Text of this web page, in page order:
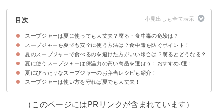
目次
スープジャーは夏に使っても大丈夫？腐る・食中毒の危険は？
まずは菌が繁殖・腐りやすい条件を知っておこう
スープジャーは使い方を守れば夏でも大丈夫
スープジャーを夏でも安全に使う方法は？食中毒を防ぐポイント！
①容器・食材に雑菌が付かないようにする
②スープジャーの温度が高く・低く保たれるようにする
③6時間以内に食べ切る
④腐りやすい食べ物・料理はなるべく避ける
⑤外部熱の影響を受けやすい場所に置かない
夏のスープジャーで食べるのを避けた方がいい場合は？腐るとどうなる？
夏のスープジャーの料理が腐る・傷んでいる場合の特徴
食中毒になった場合の症状・対処法
夏に使うスープジャーは保温力の高い商品を選ぼう！おすすめ3選！
①真空断熱スープジャー｜サーモス（ 4,100円）
②クラシックフードジャー｜スタンレー（4,950円）〉
③真空二重構造スープマグ｜ピックドア（1,580円）
夏にぴったりなスープジャーのお弁当レシピも紹介！
①冷やし茶漬け
②冷や汁風ごはん
③スープジャーで冷たいオートミール
④冷やし鶏玉雑炊
⑤冷やしカレー雑炊
スープジャーは使い方を守れば夏でも大丈夫！
（このページにはPRリンクが含まれています）